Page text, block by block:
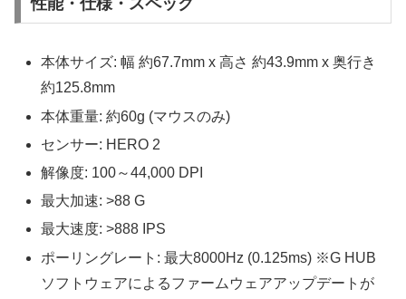
本体サイズ: 幅 約67.7mm x 高さ 約43.9mm x 奥行き
約125.8mm
本体重量: 約60g (マウスのみ)
センサー: HERO 2
解像度: 100～44,000 DPI
最大加速: >88 G
最大速度: >888 IPS
ポーリングレート: 最大8000Hz (0.125ms) ※G HUB
ソフトウェアによるファームウェアアップデートが